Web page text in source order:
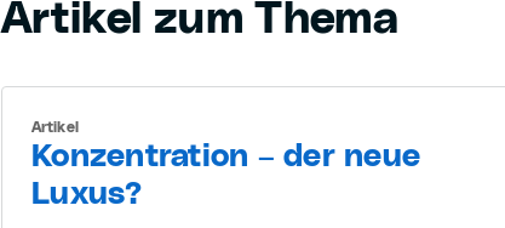
Artikel zum Thema
Konzentration – der neue
Luxus?
Artikel